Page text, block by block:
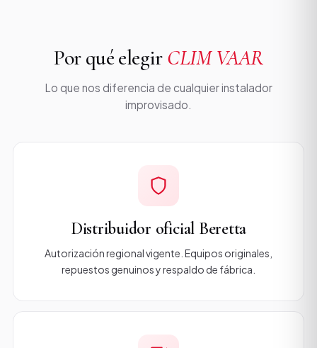
Por qué elegirCLIM VAAR
Lo que nos diferencia de cualquier instalador
improvisado.
Distribuidor oficial Beretta
Autorización regional vigente. Equipos originales,
repuestos genuinos y respaldo de fábrica.